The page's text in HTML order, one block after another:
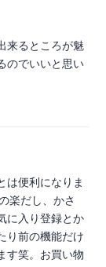
来るところが魅
のでいいと思い
は便利になりま
楽だし、かさ
に入り登録とか
り前の機能だけ
す笑。お買い物